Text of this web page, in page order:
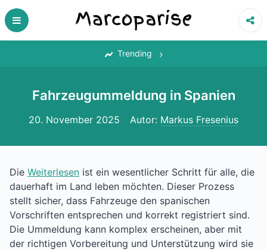
Skip
to
content
Trending
Fahrzeugummeldung in Spanien
20. November 2025 Autor: Markus Fresenius
Die Weiterlesen ist ein wesentlicher Schritt für alle, die
dauerhaft im Land leben möchten. Dieser Prozess
stellt sicher, dass Fahrzeuge den spanischen
Vorschriften entsprechen und korrekt registriert sind.
Die Ummeldung kann komplex erscheinen, aber mit
der richtigen Vorbereitung und Unterstützung wird sie